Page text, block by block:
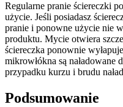
Regularne pranie ściereczki
użycie. Jeśli posiadasz
pranie i ponowne użycie nie
produktu. Mycie otwiera
ściereczka ponownie
mikrowłókna są naładowane
przypadku kurzu i brudu
Podsumowanie